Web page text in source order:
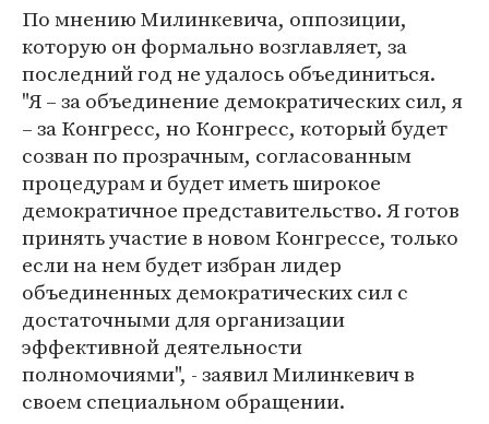
По мнению Милинкевича, оппозиции,
которую он формально возглавляет, за
последний год не удалось объединиться.
"Я – за объединение демократических сил, я
– за Конгресс, но Конгресс, который будет
созван по прозрачным, согласованным
процедурам и будет иметь широкое
демократичное представительство. Я готов
принять участие в новом Конгрессе, только
если на нем будет избран лидер
объединенных демократических сил с
достаточными для организации
эффективной деятельности
полномочиями", - заявил Милинкевич в
своем специальном обращении.